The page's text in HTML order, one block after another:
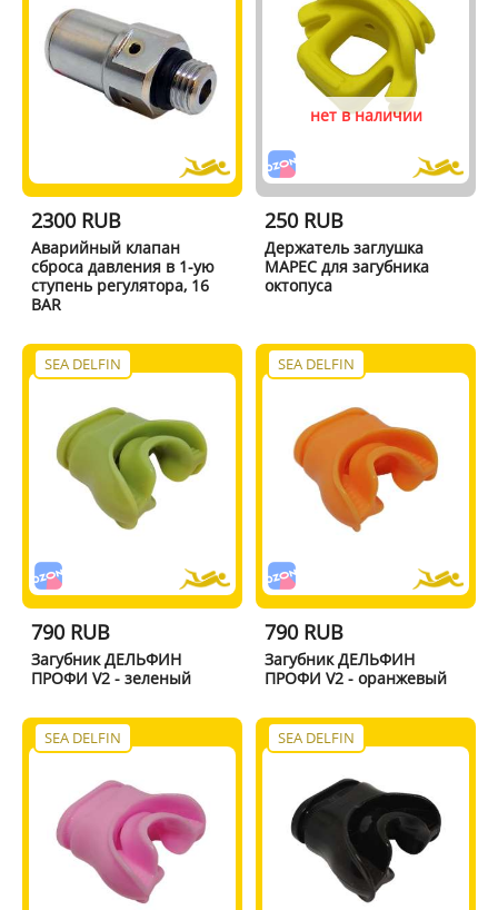
2300 RUB
Аварийный клапан
сброса давления в 1-ую
ступень регулятора, 16
BAR
нет в наличии
250 RUB
Держатель заглушка
МАРЕС для загубника
октопуса
SEA DELFIN
790 RUB
Загубник ДЕЛЬФИН
ПРОФИ V2 - зеленый
SEA DELFIN
790 RUB
Загубник ДЕЛЬФИН
ПРОФИ V2 - оранжевый
SEA DELFIN SEA DELFIN